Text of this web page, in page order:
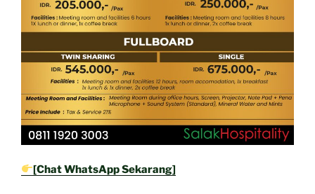
[Chat WhatsApp Sekarang]